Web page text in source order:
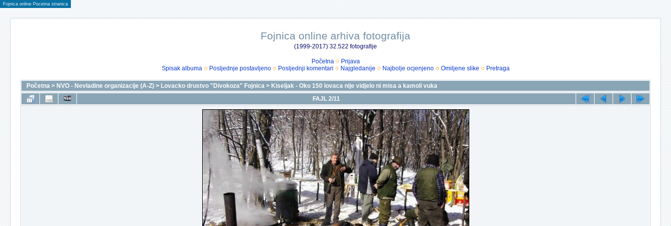
Fojnica online Pocetna stranica
Fojnica online arhiva fotografija
(1999-2017) 32.522 fotografije
Početna
Prijava
Spisak albuma
Posljednje postavljeno Posljednji komentari Najgledanije Najbolje ocjenjeno Omiljene slike Pretraga
Početna > NVO - Nevladine organizacije (A-Z) > Lovacko drustvo "Divokoza" Fojnica > Kiseljak - Oko 150 lovaca nije vidjelo ni misa a kamoli vuka
FAJL 2/11